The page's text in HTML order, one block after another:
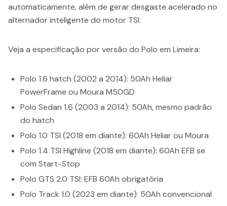
automaticamente, além de gerar desgaste acelerado no
alternador inteligente do motor TSI.
Veja a especificação por versão do Polo em Limeira:
Polo 1.6 hatch (2002 a 2014): 50Ah Heliar
PowerFrame ou Moura M50GD
Polo Sedan 1.6 (2003 a 2014): 50Ah, mesmo padrão
do hatch
Polo 1.0 TSI (2018 em diante): 60Ah Heliar ou Moura
Polo 1.4 TSI Highline (2018 em diante): 60Ah EFB se
com Start-Stop
Polo GTS 2.0 TSI: EFB 60Ah obrigatória
Polo Track 1.0 (2023 em diante): 50Ah convencional